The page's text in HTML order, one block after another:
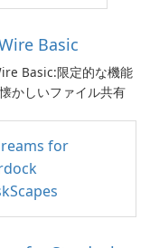
Basic
Basic:限定的な機能
かしいファイル共有